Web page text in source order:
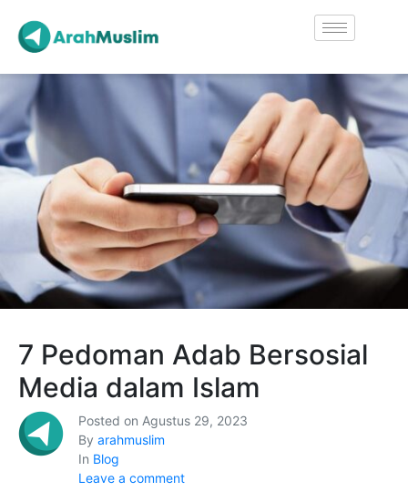
Posted on Agustus 29, 2023
By arahmuslim
In Blog
Leave a comment
7 Pedoman Adab Bersosial
Media dalam Islam